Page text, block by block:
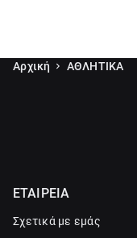
Αρχική ΑΘΛΗΤΙΚΑ
ΕΤΑΙΡΕΙΑ
Σχετικά με εμάς